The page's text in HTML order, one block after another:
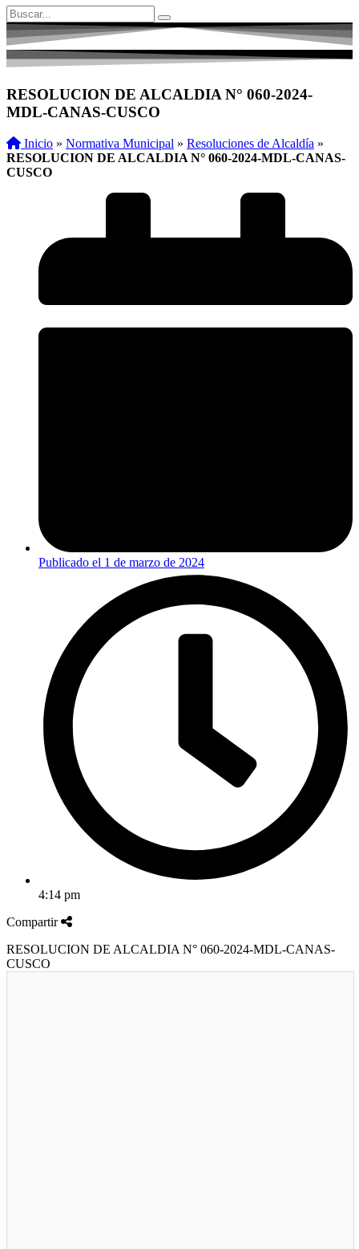
RESOLUCION DE ALCALDIA N° 060-2024-
MDL-CANAS-CUSCO
Inicio » Normativa Municipal » Resoluciones de Alcaldía »
RESOLUCION DE ALCALDIA N° 060-2024-MDL-CANAS-
CUSCO
Publicado el 1 de marzo de 2024
4:14 pm
Compartir
RESOLUCION DE ALCALDIA N° 060-2024-MDL-CANAS-
CUSCO